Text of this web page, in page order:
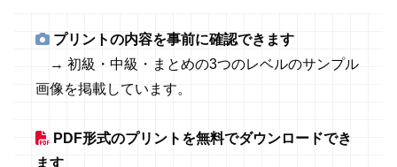
プリントの内容を事前に確認できます
→ 初級・中級・まとめの3つのレベルのサンプル
画像を掲載しています。
PDF形式のプリントを無料でダウンロードでき
ます